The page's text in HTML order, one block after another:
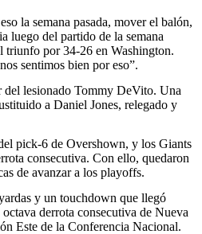
la semana pasada, mover el balón,
luego del partido de la semana
triunfo por 34-26 en Washington.
sentimos bien por eso”.
lesionado Tommy DeVito. Una
a Daniel Jones, relegado y
pick-6 de Overshown, y los Giants
consecutiva. Con ello, quedaron
de avanzar a los playoffs.
y un touchdown que llegó
derrota consecutiva de Nueva
Este de la Conferencia Nacional.